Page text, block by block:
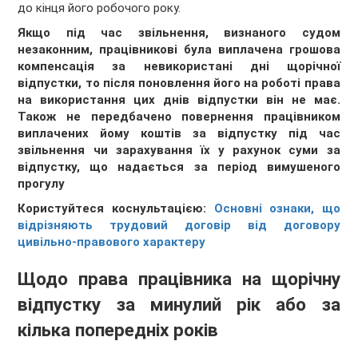
до кiнця його робочого року.
Якщо пiд час звiльнення, визнаного судом
незаконним, працiвниковi була виплачена грошова
компенсацiя за невикористанi днi щорiчної
вiдпустки, то пiсля поновлення його на роботi права
на використання цих днiв вiдпустки вiн не має.
Також не передбачено повернення працiвником
виплачених йому коштiв за вiдпустку пiд час
звiльнення чи зарахування їх у рахунок суми за
вiдпустку, що надається за перiод вимушеного
прогулу
Користуйтеся коснультацією: Основні ознаки, що
відрізняють трудовий договір від договору
цивільно-правового характеру
Щодо права працівника на щорічну
відпустку за минулий рік або за
кілька попередніх років